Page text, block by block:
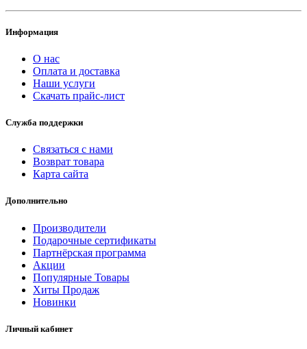
Информация
О нас
Оплата и доставка
Наши услуги
Скачать прайс-лист
Служба поддержки
Связаться с нами
Возврат товара
Карта сайта
Дополнительно
Производители
Подарочные сертификаты
Партнёрская программа
Акции
Популярные Товары
Хиты Продаж
Новинки
Личный кабинет